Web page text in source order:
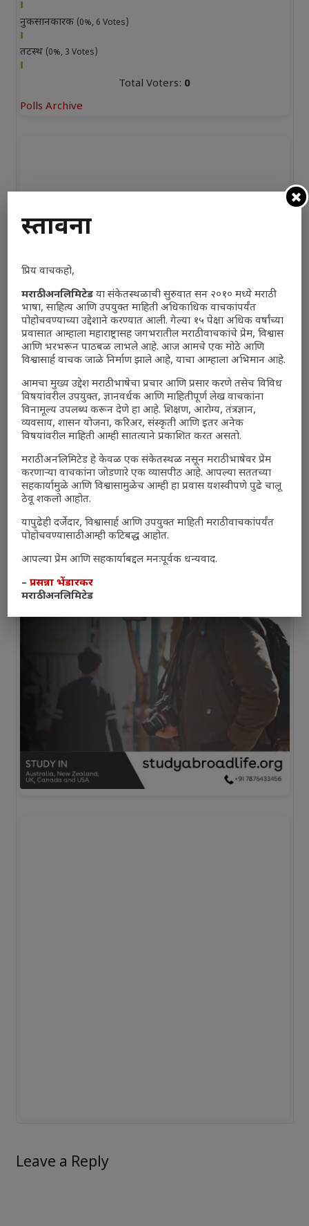
नुकसानकारक (0%, 6 Votes)
तटस्थ (0%, 3 Votes)
Total Voters: 0
Polls Archive
Leave a Reply
प्रस्तावना
प्रिय वाचकहो,
मराठी अनलिमिटेड या संकेतस्थळाची सुरुवात सन २०१० मध्ये मराठी
भाषा, साहित्य आणि उपयुक्त माहिती अधिकाधिक वाचकांपर्यंत
पोहोचवण्याच्या उद्देशाने करण्यात आली. गेल्या १५ पेक्षा अधिक वर्षांच्या
प्रवासात आम्हाला महाराष्ट्रासह जगभरातील मराठी वाचकांचे प्रेम, विश्वास
आणि भरभरून पाठबळ लाभले आहे. आज आमचे एक मोठे आणि
विश्वासार्ह वाचक जाळे निर्माण झाले आहे, याचा आम्हाला अभिमान आहे.
आमचा मुख्य उद्देश मराठी भाषेचा प्रचार आणि प्रसार करणे तसेच विविध
विषयांवरील उपयुक्त, ज्ञानवर्धक आणि माहितीपूर्ण लेख वाचकांना
विनामूल्य उपलब्ध करून देणे हा आहे. शिक्षण, आरोग्य, तंत्रज्ञान,
व्यवसाय, शासन योजना, करिअर, संस्कृती आणि इतर अनेक
विषयांवरील माहिती आम्ही सातत्याने प्रकाशित करत असतो.
मराठी अनलिमिटेड हे केवळ एक संकेतस्थळ नसून मराठी भाषेवर प्रेम
करणाऱ्या वाचकांना जोडणारे एक व्यासपीठ आहे. आपल्या सततच्या
सहकार्यामुळे आणि विश्वासामुळेच आम्ही हा प्रवास यशस्वीपणे पुढे चालू
ठेवू शकलो आहोत.
यापुढेही दर्जेदार, विश्वासार्ह आणि उपयुक्त माहिती मराठी वाचकांपर्यंत
पोहोचवण्यासाठी आम्ही कटिबद्ध आहोत.
आपल्या प्रेम आणि सहकार्याबद्दल मनःपूर्वक धन्यवाद.
–प्रसन्ना भेंडारकर
मराठी अनलिमिटेड